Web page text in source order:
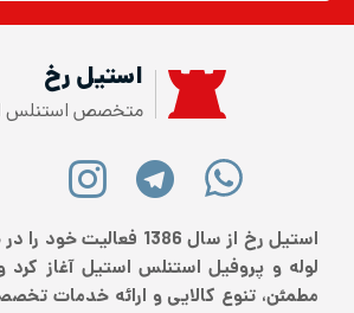
استیل رخ
متخصص استنلس
استیل رخ از سال 1386
لوله و پروفیل استنلس استیل آغاز کرد
مطمئن، تنوع کالایی و ارائه خدمات